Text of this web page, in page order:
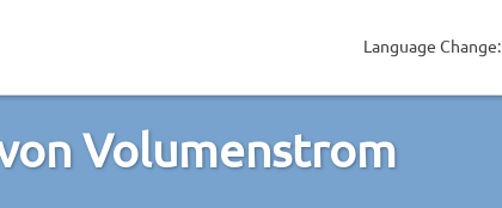
Language Change:
Volumenstrom